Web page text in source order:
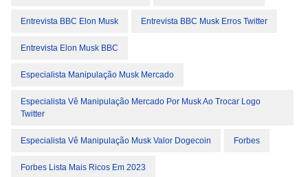
Entrevista BBC Elon Musk Entrevista BBC Musk Erros Twitter
Entrevista Elon Musk BBC
Especialista Manipulação Musk Mercado
Especialista Vê Manipulação Mercado Por Musk Ao Trocar Logo
Twitter
Especialista Vê Manipulação Musk Valor Dogecoin Forbes
Forbes Lista Mais Ricos Em 2023